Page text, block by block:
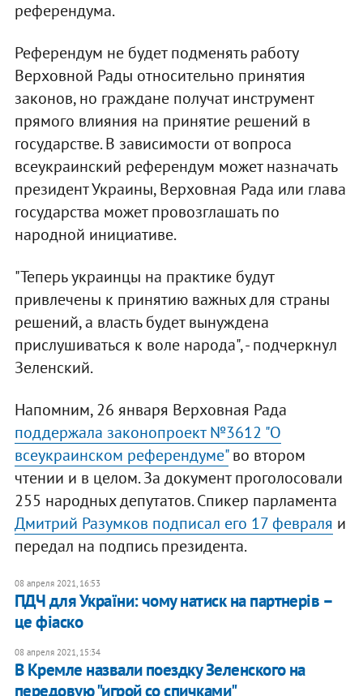
референдума.
Референдум не будет подменять работу
Верховной Рады относительно принятия
законов, но граждане получат инструмент
прямого влияния на принятие решений в
государстве. В зависимости от вопроса
всеукраинский референдум может назначать
президент Украины, Верховная Рада или глава
государства может провозглашать по
народной инициативе.
"Теперь украинцы на практике будут
привлечены к принятию важных для страны
решений, а власть будет вынуждена
прислушиваться к воле народа", - подчеркнул
Зеленский.
Напомним, 26 января Верховная Рада
поддержала законопроект №3612 "О
всеукраинском референдуме"во втором
чтении и в целом. За документ проголосовали
255 народных депутатов. Спикер парламента
Дмитрий Разумков подписал его 17 февраля и
передал на подпись президента.
08 апреля 2021, 16:53
ПДЧ для України: чому натиск на партнерів –
це фіаско
08 апреля 2021, 15:34
В Кремле назвали поездку Зеленского на
передовую "игрой со спичками"